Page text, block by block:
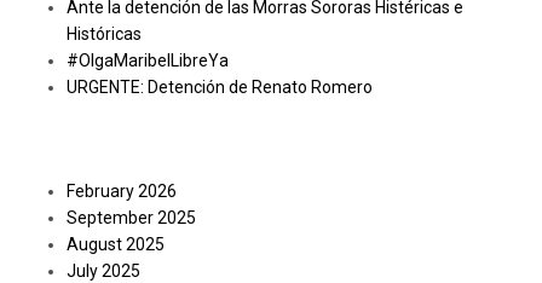
Ante la detención de las Morras Sororas Histéricas e
Históricas
#OlgaMaribelLibreYa
URGENTE: Detención de Renato Romero
February 2026
September 2025
August 2025
July 2025